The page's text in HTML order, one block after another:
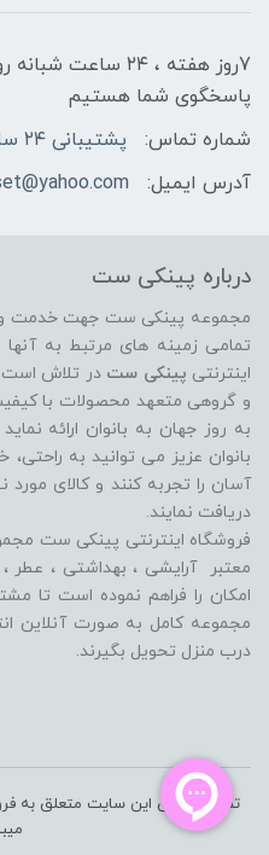
7روز هفته ، ۲۴
پاسخگوی شما هستیم
شماره تماس:
پشتیبانی ۲۴ ساعته: 09196726260
آدرس ایمیل:
درباره پینکی ست
مجموعه پینکی ست جهت خدمت
تمامی زمینه های مرتبط به
اینترنتی پینکی ست در تلاش
و گروهی متعهد محصولات با
به روز جهان به بانوان ارائه
بانوان عزیز می توانيد به
آسان را تجربه کنند و کالای
دریافت نمایند.
فروشگاه اینترنتی پینکی ست
معتبر آرایشی ، بهداشتی ، عطر
امکان را فراهم نموده است تا
مجموعه کامل به صورت آنلاين
درب منزل تحویل بگیرند.